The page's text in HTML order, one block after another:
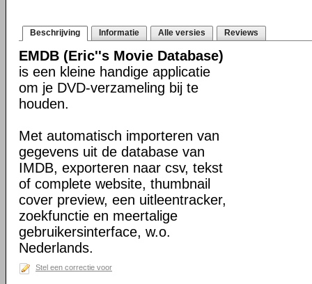
Beschrijving Informatie Alle versies Reviews
EMDB (Eric''s Movie Database)
is een kleine handige applicatie
om je DVD-verzameling bij te
houden.
Met automatisch importeren van
gegevens uit de database van
IMDB, exporteren naar csv, tekst
of complete website, thumbnail
cover preview, een uitleentracker,
zoekfunctie en meertalige
gebruikersinterface, w.o.
Nederlands.
Stel een correctie voor